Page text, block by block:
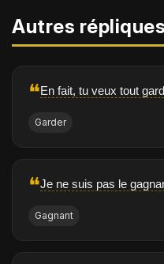
Autres
❝En fait, tu veux tout
Garder
❝Je ne suis pas le
Gagnant